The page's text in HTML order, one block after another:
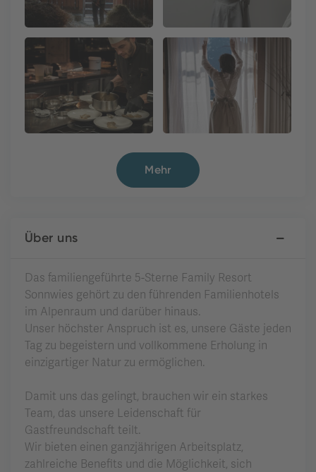
Mehr
Über uns
Das familiengeführte 5-Sterne Family Resort
Sonnwies gehört zu den führenden Familienhotels
im Alpenraum und darüber hinaus.
Unser höchster Anspruch ist es, unsere Gäste jeden
Tag zu begeistern und vollkommene Erholung in
einzigartiger Natur zu ermöglichen.
Damit uns das gelingt, brauchen wir ein starkes
Team, das unsere Leidenschaft für
Gastfreundschaft teilt.
Wir bieten einen ganzjährigen Arbeitsplatz,
zahlreiche Benefits und die Möglichkeit, sich